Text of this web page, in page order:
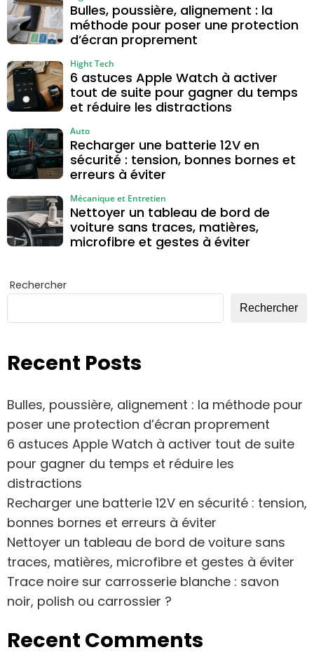
Bulles, poussière, alignement : la
méthode pour poser une protection
d’écran proprement
6 astuces Apple Watch à activer
tout de suite pour gagner du temps
et réduire les distractions
Hight Tech
Recharger une batterie 12V en
sécurité : tension, bonnes bornes et
erreurs à éviter
Auto
Nettoyer un tableau de bord de
voiture sans traces, matières,
microfibre et gestes à éviter
Mécanique et Entretien
Rechercher
Rechercher
Recent Posts
Bulles, poussière, alignement : la méthode pour
poser une protection d’écran proprement
6 astuces Apple Watch à activer tout de suite
pour gagner du temps et réduire les
distractions
Recharger une batterie 12V en sécurité : tension,
bonnes bornes et erreurs à éviter
Nettoyer un tableau de bord de voiture sans
traces, matières, microfibre et gestes à éviter
Trace noire sur carrosserie blanche : savon
noir, polish ou carrossier ?
Recent Comments